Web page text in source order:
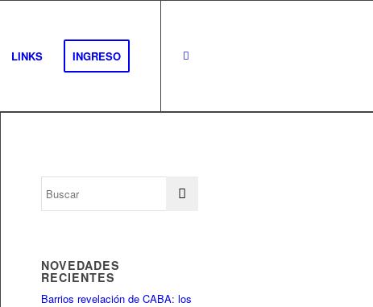
LINKS INGRESO
NOVEDADES
RECIENTES
Barrios revelación de CABA: los